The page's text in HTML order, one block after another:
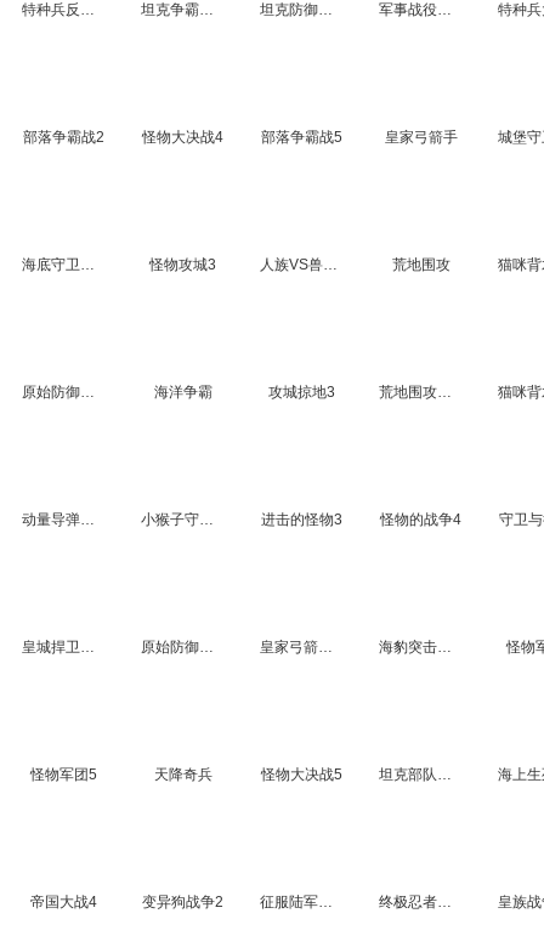
特种兵反击行动中文版 坦克争霸无敌版 坦克防御大战无敌版 军事战役之直捣黄龙4
部落争霸战2 怪物大决战4 部落争霸战5 皇家弓箭手
海底守卫者无敌版 怪物攻城3 人族VS兽族3 荒地围攻
原始防御战迷你版4 海洋争霸 攻城掠地3 荒地围攻无敌版
动量导弹历险记2015中文版 小猴子守城5中文版 进击的怪物3 怪物的战争4 守卫
皇城捍卫者中文无敌版 原始防御战反戈一击3 皇家弓箭手无敌版 海豹突击队之军事战役3 怪物
怪物军团5 天降奇兵 怪物大决战5 坦克部队防卫战2
帝国大战4 变异狗战争2 征服陆军基地5 终极忍者大战5